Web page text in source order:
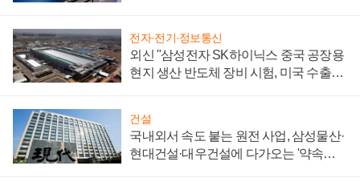
전자·전기·정보통신
외신 "삼성전자 SK하이닉스 중국 공장용
현지 생산 반도체 장비 시험, 미국 수출통
건설
국내외서 속도 붙는 원전 사업, 삼성물산·
현대건설·대우건설에 다가오는 '약속의